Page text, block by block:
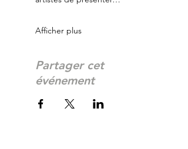
Afficher plus
Partager cet
événement